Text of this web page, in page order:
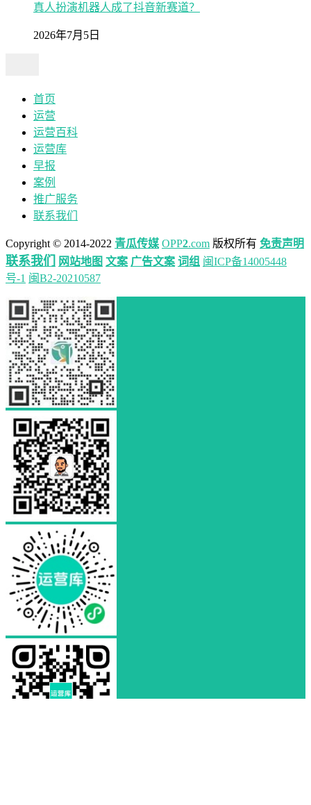
真人扮演机器人成了抖音新赛道？
2026年7月5日
首页
运营
运营百科
运营库
早报
案例
推广服务
联系我们
Copyright © 2014-2022 青瓜传媒 OPP2.com 版权所有 免责声明
联系我们 网站地图 文案 广告文案 词组 闽ICP备14005448
号-1 闽B2-20210587